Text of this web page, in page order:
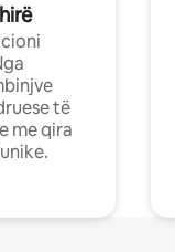
të
me qira